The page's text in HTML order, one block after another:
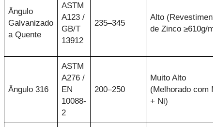
Ângulo
Galvanizado
a Quente
ASTM
A123 /
GB/T
13912
235–345
Alto
de Zinco ≥610g/
Ângulo 316
ASTM
A276 /
EN
10088-
2
200–250
Muito Alto
(Melhorado com
+ Ni)